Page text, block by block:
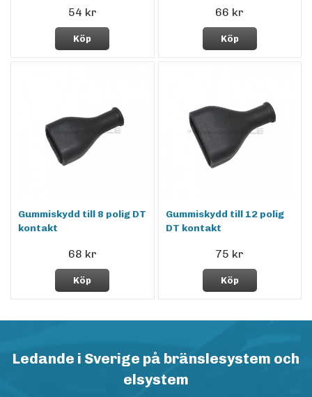
54 kr
Köp
66 kr
Köp
Gummiskydd till 8 polig DT
kontakt
68 kr
Köp
Gummiskydd till 12 polig
DT kontakt
75 kr
Köp
Ledande i Sverige på bränslesystem och
elsystem